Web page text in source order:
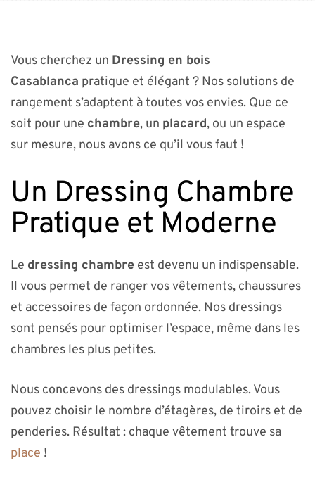
Vous cherchez un Dressing en bois
Casablanca pratique et élégant ? Nos solutions de
rangement s’adaptent à toutes vos envies. Que ce
soit pour une chambre, un placard, ou un espace
sur mesure, nous avons ce qu’il vous faut !
Un Dressing Chambre
Pratique et Moderne
Le dressing chambre est devenu un indispensable.
Il vous permet de ranger vos vêtements, chaussures
et accessoires de façon ordonnée. Nos dressings
sont pensés pour optimiser l’espace, même dans les
chambres les plus petites.
Nous concevons des dressings modulables. Vous
pouvez choisir le nombre d’étagères, de tiroirs et de
penderies. Résultat : chaque vêtement trouve sa
place !